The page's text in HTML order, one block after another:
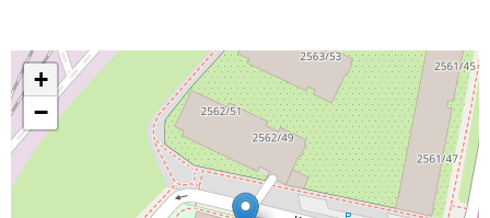
+
−